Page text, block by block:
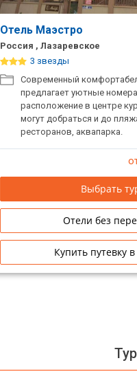
Отель Маэстро
Россия , Лазаревское
3 звезды
Современный
предлагает уютные
расположение в центре
могут добраться и до
ресторанов, аквапарка.
Выбрать
Отели без
Купить путевку